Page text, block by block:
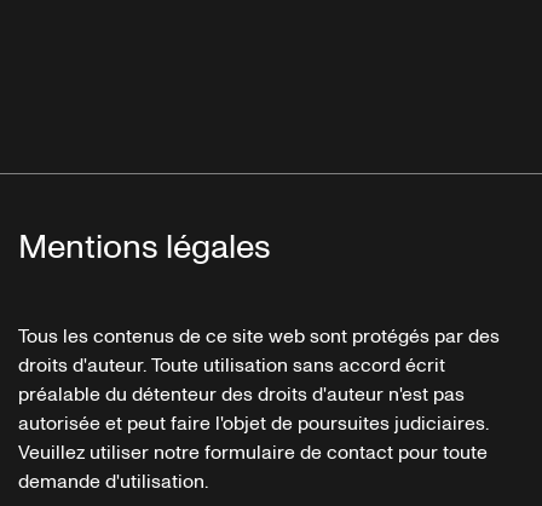
Mentions légales
Tous les contenus de ce site web sont protégés par des
droits d'auteur. Toute utilisation sans accord écrit
préalable du détenteur des droits d'auteur n'est pas
autorisée et peut faire l'objet de poursuites judiciaires.
Veuillez utiliser notre formulaire de contact pour toute
demande d'utilisation.